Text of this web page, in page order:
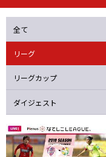
ニッパツ
全て
リーグ
リーグカップ
ダイジェスト